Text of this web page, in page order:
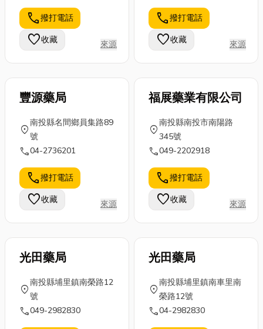
鍵。 我們將
逐步拆解每個
環節的專業知
識，讓你從小
白晉升...
理的利息計算
方式，到您能
獲得的額度評
估，預先掌握
這些「眉
角」，...
纖維工程」，
那究竟什麼是
玻璃纖維工程?
還有玻璃纖維
施工方法有
哪...
call撥打電話
favorite收藏 來源
call撥打電話
favorite收藏 來源
豐源藥局
location_on
南投縣名間鄉員集路89
號
call04-2736201
call撥打電話
favorite收藏 來源
福展藥業有限公司
location_on
南投縣南投市南陽路
345號
call049-2202918
call撥打電話
favorite收藏 來源
光田藥局
location_on
南投縣埔里鎮南榮路12
號
call049-2982830
光田藥局
location_on
南投縣埔里鎮南車里南
榮路12號
call04-2982830